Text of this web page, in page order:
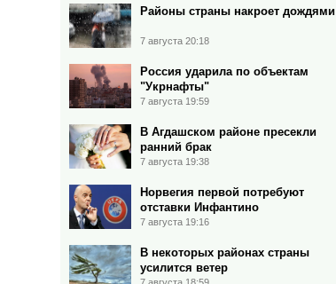
Районы страны накроет дождями
7 августа 20:18
Россия ударила по объектам
"Укрнафты"
7 августа 19:59
В Агдашском районе пресекли
ранний брак
7 августа 19:38
Норвегия первой потребуют
отставки Инфантино
7 августа 19:16
В некоторых районах страны
усилится ветер